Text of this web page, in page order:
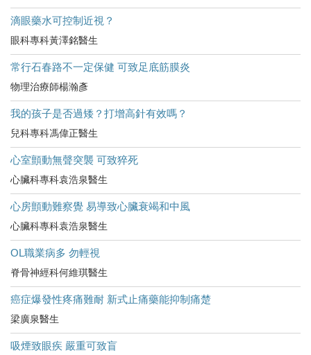
滴眼藥水可控制近視？
眼科專科黃澤銘醫生
常行石春路不一定保健 可致足底筋膜炎
物理治療師楊瀚彥
我的孩子是否過矮？打增高針有效嗎？
兒科專科馮偉正醫生
心室顫動無聲突襲 可致猝死
心臟科專科袁浩泉醫生
心房顫動難察覺 易導致心臟衰竭和中風
心臟科專科袁浩泉醫生
OL職業病多 勿輕視
脊骨神經科何維琪醫生
癌症爆發性疼痛難耐 新式止痛藥能抑制痛楚
梁廣泉醫生
吸煙致眼疾 嚴重可致盲